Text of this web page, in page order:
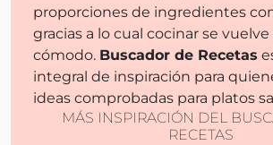
proporciones de ingredientes
gracias a lo cual cocinar se
cómodo. Buscador de Recetas
integral de inspiración para
ideas comprobadas para platos
MÁS INSPIRACIÓN DEL
RECETAS